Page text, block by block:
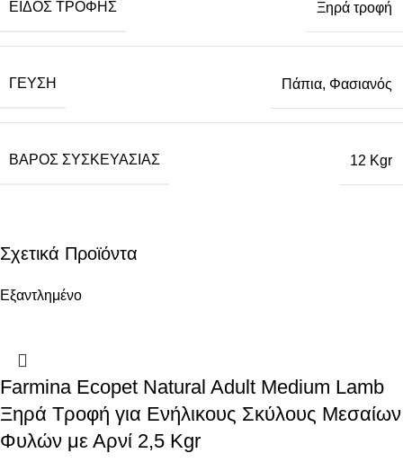
ΕΊΔΟΣ ΤΡΟΦΉΣ Ξηρά τροφή
ΓΕΎΣΗ Πάπια, Φασιανός
ΒΆΡΟΣ ΣΥΣΚΕΥΑΣΊΑΣ 12 Kgr
Σχετικά Προϊόντα
Εξαντλημένο
Farmina Ecopet Natural Adult Medium Lamb
Ξηρά Τροφή για Ενήλικους Σκύλους Μεσαίων
Φυλών με Αρνί 2,5 Kgr